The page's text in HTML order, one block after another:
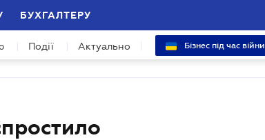
БУХГАЛТЕРУ
Події Актуально Бізнес під час війни